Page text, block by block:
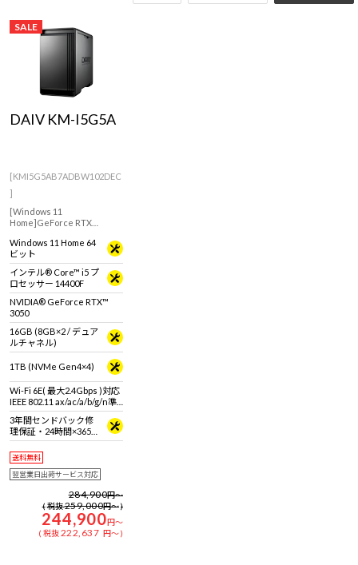
SALE
DAIV KM-I5G5A
[KMI5G5AB7ADBW102DEC
]
[Windows 11
Home]GeForce RTX
真・動画編集などクリエイ
ティブ用途におすすめなモ
デル
Windows 11 Home 64
ビット
インテル® Core™ i5 プ
ロセッサー 14400F
NVIDIA® GeForce RTX™
3050
16GB (8GB×2 / デュア
ルチャネル)
1TB (NVMe Gen4×4)
Wi-Fi 6E( 最大2.4Gbps )対応
IEEE 802.11 ax/ac/a/b/g/n準
拠 ＋ Bluetooth 5内蔵
3年間センドバック修
理保証・24時間×365
日電話サポート
送料無料
翌営業日出荷サービス対応
284,900円～
税抜259,000円～
244,900円～
税抜222,637 円～